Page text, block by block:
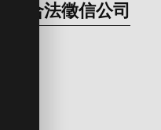
合法徵信公司